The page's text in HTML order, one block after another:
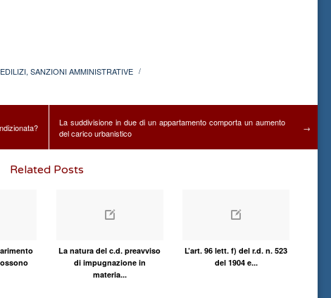
,SANZIONI AMMINISTRATIVE /
La suddivisione in due di un appartamento comporta un aumento
del carico urbanistico
→
Related Posts
La natura del c.d. preavviso
di impugnazione in
materia...
L’art. 96 lett. f) del r.d. n. 523
del 1904 e...